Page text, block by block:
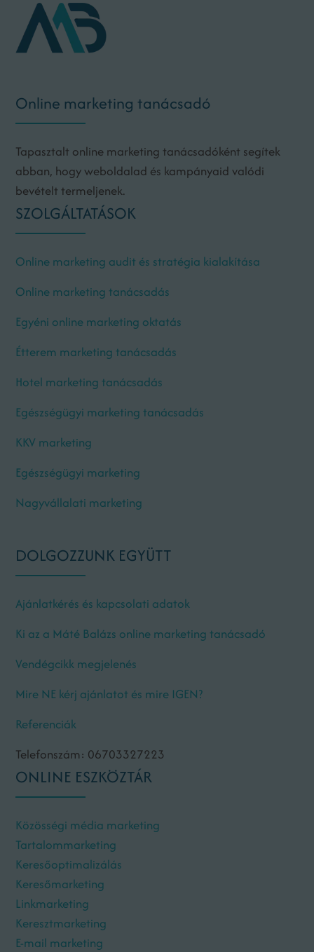
Online marketing tanácsadó
Tapasztalt online marketing tanácsadóként segítek
abban, hogy weboldalad és kampányaid valódi
bevételt termeljenek.
SZOLGÁLTATÁSOK
Online marketing audit és stratégia kialakítása
Online marketing tanácsadás
Egyéni online marketing oktatás
Étterem marketing tanácsadás
Hotel marketing tanácsadás
Egészségügyi marketing tanácsadás
KKV marketing
Egészségügyi marketing
Nagyvállalati marketing
DOLGOZZUNK EGYÜTT
Ajánlatkérés és kapcsolati adatok
Ki az a Máté Balázs online marketing tanácsadó
Vendégcikk megjelenés
Mire NE kérj ajánlatot és mire IGEN?
Referenciák
Telefonszám: 06703327223
ONLINE ESZKÖZTÁR
Közösségi média marketing
Tartalommarketing
Keresőoptimalizálás
Keresőmarketing
Linkmarketing
Keresztmarketing
E-mail marketing